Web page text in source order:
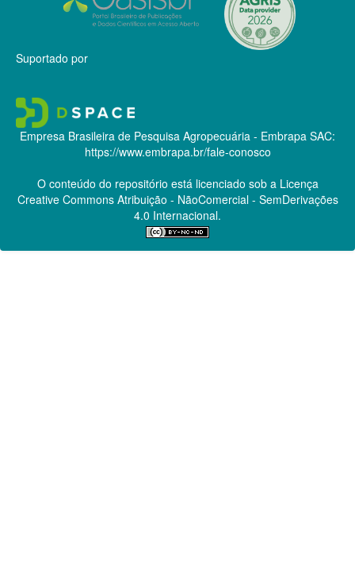
Suportado por
Empresa Brasileira de Pesquisa Agropecuária - Embrapa SAC:
https://www.embrapa.br/fale-conosco
O conteúdo do repositório está licenciado sob a Licença
Creative CommonsAtribuição - NãoComercial - SemDerivações
4.0 Internacional.